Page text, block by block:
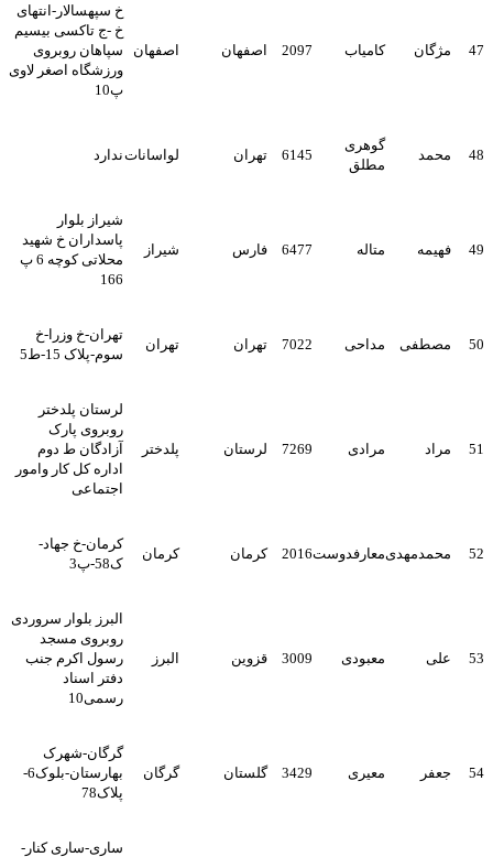
47 مژگان کامیاب 2097 اصفهان اصفهان
خ سپهسالار-انتهای
خ -ج تاکسی بیسیم
سپاهان روبروی
ورزشگاه اصغر لاوی
پ10
48 محمد
گوهری
مطلق
6145 تهران لواساناتندارد
49 فهیمه متاله 6477 فارس شیراز
شیراز بلوار
پاسداران خ شهید
محلاتی کوچه 6 پ
166
50 مصطفی مداحی 7022 تهران تهران
تهران-خ وزرا-خ
سوم-پلاک 15-ط5
51 مراد مرادی 7269 لرستان پلدختر
لرستان پلدختر
روبروی پارک
آزادگان ط دوم
اداره کل کار وامور
اجتماعی
52 محمدمهدیمعارفدوست2016 کرمان کرمان
کرمان-خ جهاد-
ک58-پ3
53 علی معبودی 3009 قزوین البرز
البرز بلوار سروردی
روبروی مسجد
رسول اکرم جنب
دفتر اسناد
رسمی10
54 جعفر معیری 3429 گلستان گرگان
گرگان-شهرک
بهارستان-بلوک6-
پلاک78
ساری-ساری کنار-